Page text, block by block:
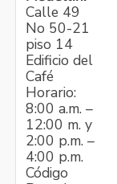
Calle 49
No 50-21
piso 14
Edificio del
Café
Horario:
8:00 a.m. –
12:00 m. y
2:00 p.m. –
4:00 p.m.
Código